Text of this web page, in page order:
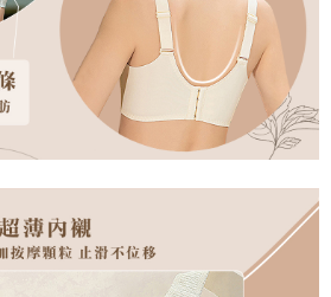
請瀏覽以下網址：
得法定代理人或監護人之同意方可使用
同意申辦者引起之損失，本公司不負相關責
」時，將依據個別帳號之用戶狀況，依本公司即
若仍有額度不足之情形，本公司將視審查結果
停止該用戶之使用額度並採取法律行動。